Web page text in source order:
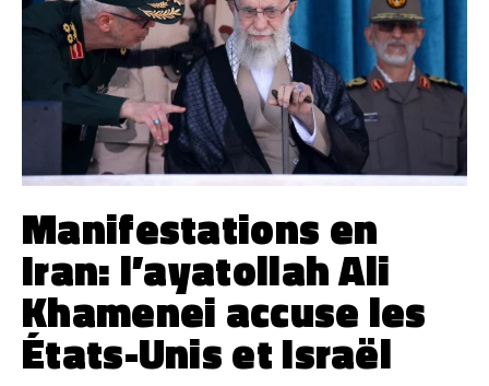
Manifestations en
Iran: l’ayatollah Ali
Khamenei accuse les
États-Unis et Israël